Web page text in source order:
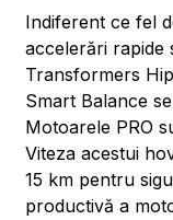
Indiferent ce fel
accelerări rapide
Transformers
Smart Balance
Motoarele PRO
Viteza acestui
15 km pentru
productivă a